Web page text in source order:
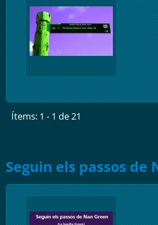
Ítems: 1 - 1 de 21
Seguin els passos de